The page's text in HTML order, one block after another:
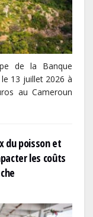
de la Banque
13 juillet 2026 à
au Cameroun
du poisson et
les coûts